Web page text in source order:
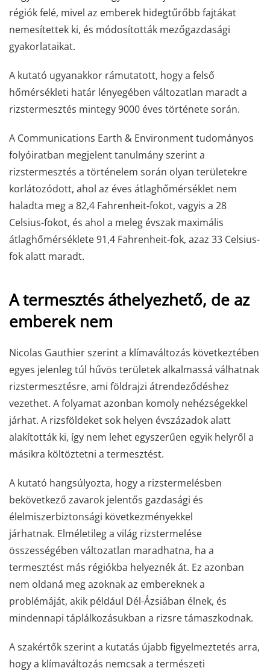
régiók felé, mivel az emberek hidegtűrőbb fajtákat
nemesítettek ki, és módosították mezőgazdasági
gyakorlataikat.
A kutató ugyanakkor rámutatott, hogy a felső
hőmérsékleti határ lényegében változatlan maradt a
rizstermesztés mintegy 9000 éves története során.
A Communications Earth & Environment tudományos
folyóiratban megjelent tanulmány szerint a
rizstermesztés a történelem során olyan területekre
korlátozódott, ahol az éves átlaghőmérséklet nem
haladta meg a 82,4 Fahrenheit-fokot, vagyis a 28
Celsius-fokot, és ahol a meleg évszak maximális
átlaghőmérséklete 91,4 Fahrenheit-fok, azaz 33 Celsius-
fok alatt maradt.
A termesztés áthelyezhető, de az
emberek nem
Nicolas Gauthier szerint a klímaváltozás következtében
egyes jelenleg túl hűvös területek alkalmassá válhatnak
rizstermesztésre, ami földrajzi átrendeződéshez
vezethet. A folyamat azonban komoly nehézségekkel
járhat. A rizsföldeket sok helyen évszázadok alatt
alakították ki, így nem lehet egyszerűen egyik helyről a
másikra költöztetni a termesztést.
A kutató hangsúlyozta, hogy a rizstermelésben
bekövetkező zavarok jelentős gazdasági és
élelmiszerbiztonsági következményekkel
járhatnak. Elméletileg a világ rizstermelése
összességében változatlan maradhatna, ha a
termesztést más régiókba helyeznék át. Ez azonban
nem oldaná meg azoknak az embereknek a
problémáját, akik például Dél-Ázsiában élnek, és
mindennapi táplálkozásukban a rizsre támaszkodnak.
A szakértők szerint a kutatás újabb figyelmeztetés arra,
hogy a klímaváltozás nemcsak a természeti